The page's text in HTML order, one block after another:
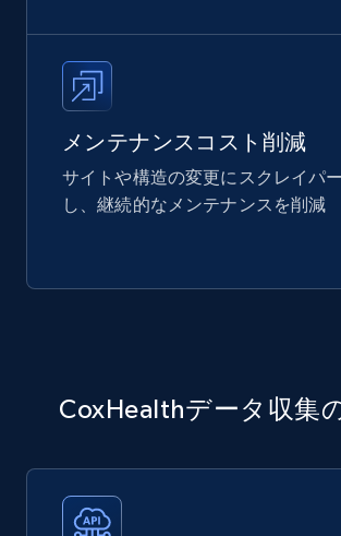
メンテナンスコスト削減
サイトや構造の変更にスクレイパ
し、継続的なメンテナンスを削減
CoxHealthデータ収集